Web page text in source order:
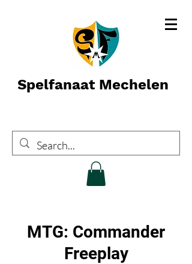
Spelfanaat Mechelen
MTG: Commander
Freeplay